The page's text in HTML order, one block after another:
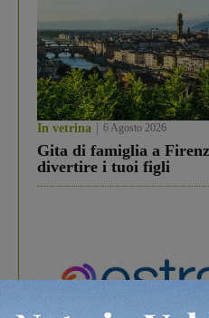
In vetrina 6 Agosto 2026
Gita di famiglia a
divertire i tuoi figli